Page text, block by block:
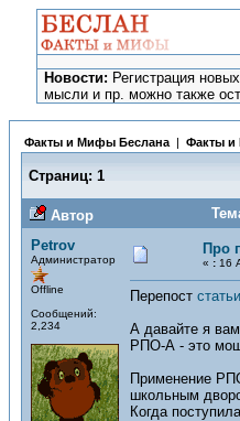
Новости: Регистрация
мысли и пр. можно также
Факты и Мифы Беслана | Факты и
Страниц: 1
Автор
Petrov
Администратор
Offline
Сообщений:
2,234
Про
« : 16
Перепост статьи
А давайте я
РПО-А - это
Применение
школьным
Когда